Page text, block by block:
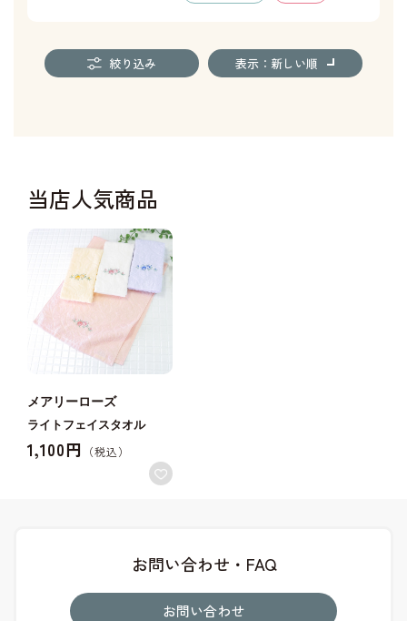
絞り込み 表示：新しい順
当店人気商品
メアリーローズ
ライトフェイスタオル
1,100円
お問い合わせ・FAQ
お問い合わせ